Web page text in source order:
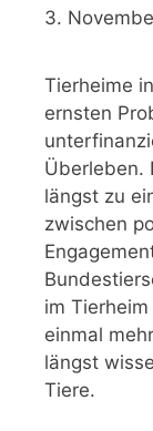
3.
Tierheime
ernsten
Überleben.
längst zu
zwischen
im
einmal
längst
Tiere.